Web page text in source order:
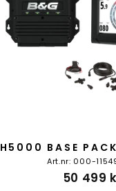
H5000 BASE PACK
Art.nr: 000-
50 499